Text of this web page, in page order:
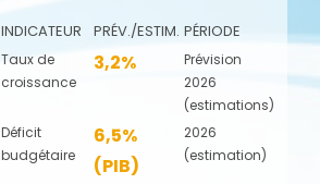
INDICATEUR PRÉV./ESTIM. PÉRIODE
Taux de
croissance
3,2%
Prévision
2026
(estimations)
Déficit
budgétaire
6,5%
(PIB)
2026
(estimation)